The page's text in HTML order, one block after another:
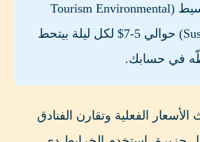
فيه رسم بيئي بسيط (Tourism Environmental
Sustainability Levy) حوالي 5-7$ لكل ليلة بيتحط
في حسابك.
الفعلية وتقارن الفنادق